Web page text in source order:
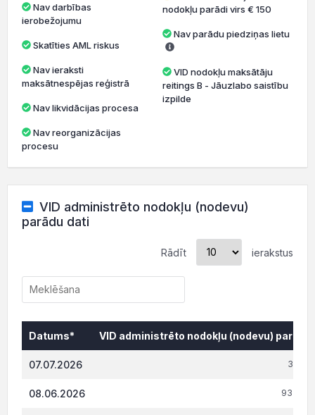
ierobežojumu
Skatīties AML riskus
maksātnespējas reģistrā
Nav likvidācijas procesa
procesu
nodokļu parādi virs € 150
Nav parādu piedziņas lietu
VID nodokļu maksātāju
reitings B - Jāuzlabo saistību
izpilde
VID administrēto nodokļu (nodevu)
parādu dati
Rādīt ierakstus
Datums*
VID administrēto nodokļu (nodevu)
07.07.2026 3
08.06.2026 93